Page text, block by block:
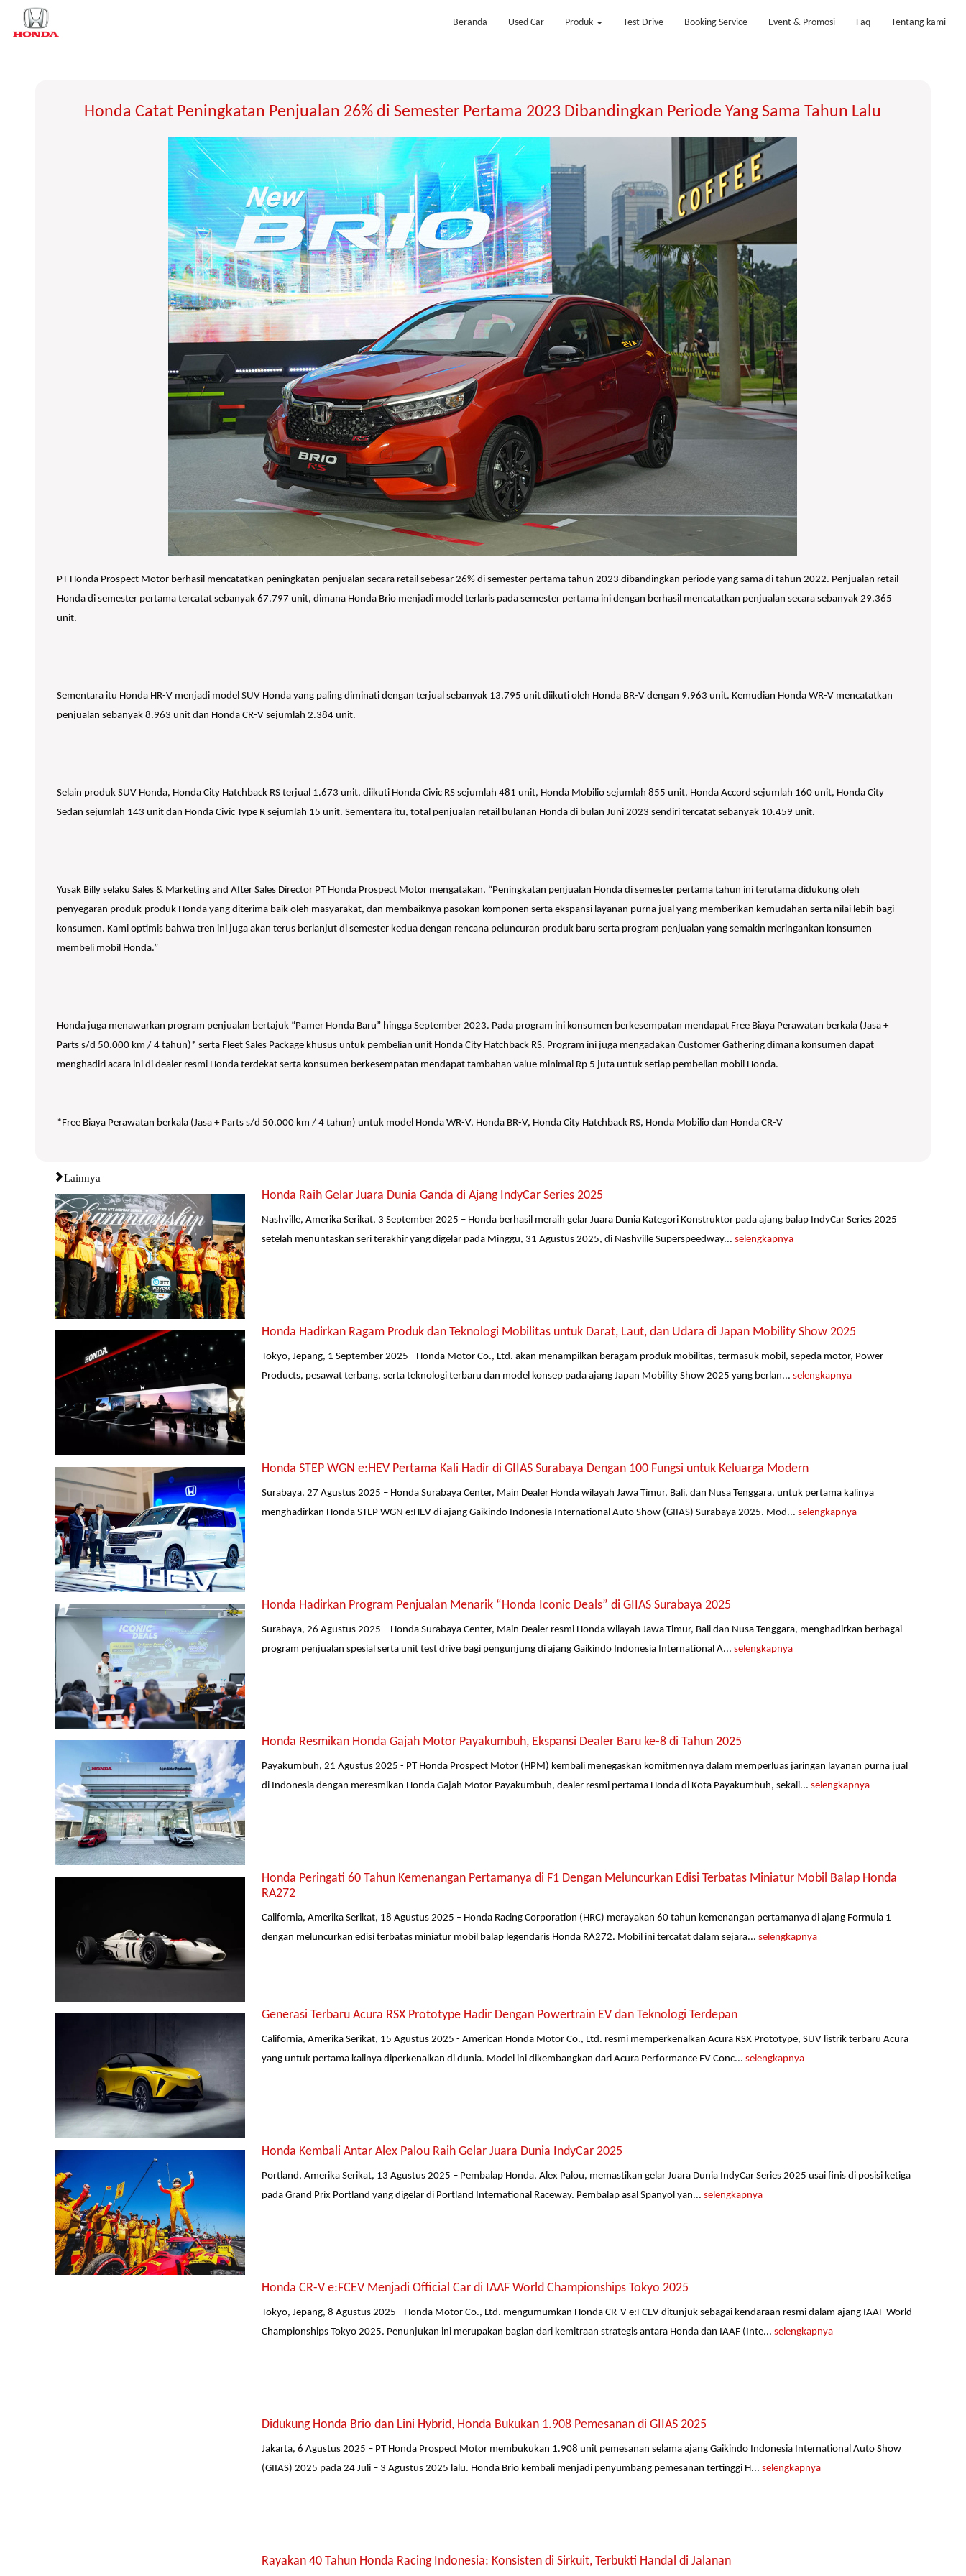
Beranda Used Car Produk Test Drive Booking Service Event & Promosi Faq Tentang kami
Honda Catat Peningkatan Penjualan 26% di Semester Pertama 2023 Dibandingkan Periode Yang Sama Tahun Lalu
PT Honda Prospect Motor berhasil mencatatkan peningkatan penjualan secara retail sebesar 26% di semester pertama tahun 2023 dibandingkan periode yang sama di tahun 2022. Penjualan retail
Honda di semester pertama tercatat sebanyak 67.797 unit, dimana Honda Brio menjadi model terlaris pada semester pertama ini dengan berhasil mencatatkan penjualan secara sebanyak 29.365
unit.
Sementara itu Honda HR-V menjadi model SUV Honda yang paling diminati dengan terjual sebanyak 13.795 unit diikuti oleh Honda BR-V dengan 9.963 unit. Kemudian Honda WR-V mencatatkan
penjualan sebanyak 8.963 unit dan Honda CR-V sejumlah 2.384 unit.
Selain produk SUV Honda, Honda City Hatchback RS terjual 1.673 unit, diikuti Honda Civic RS sejumlah 481 unit, Honda Mobilio sejumlah 855 unit, Honda Accord sejumlah 160 unit, Honda City
Sedan sejumlah 143 unit dan Honda Civic Type R sejumlah 15 unit. Sementara itu, total penjualan retail bulanan Honda di bulan Juni 2023 sendiri tercatat sebanyak 10.459 unit.
Yusak Billy selaku Sales & Marketing and After Sales Director PT Honda Prospect Motor mengatakan, “Peningkatan penjualan Honda di semester pertama tahun ini terutama didukung oleh
penyegaran produk-produk Honda yang diterima baik oleh masyarakat, dan membaiknya pasokan komponen serta ekspansi layanan purna jual yang memberikan kemudahan serta nilai lebih bagi
konsumen. Kami optimis bahwa tren ini juga akan terus berlanjut di semester kedua dengan rencana peluncuran produk baru serta program penjualan yang semakin meringankan konsumen
membeli mobil Honda.”
Honda juga menawarkan program penjualan bertajuk “Pamer Honda Baru” hingga September 2023. Pada program ini konsumen berkesempatan mendapat Free Biaya Perawatan berkala (Jasa +
Parts s/d 50.000 km / 4 tahun)* serta Fleet Sales Package khusus untuk pembelian unit Honda City Hatchback RS. Program ini juga mengadakan Customer Gathering dimana konsumen dapat
menghadiri acara ini di dealer resmi Honda terdekat serta konsumen berkesempatan mendapat tambahan value minimal Rp 5 juta untuk setiap pembelian mobil Honda.
*Free Biaya Perawatan berkala (Jasa + Parts s/d 50.000 km / 4 tahun) untuk model Honda WR-V, Honda BR-V, Honda City Hatchback RS, Honda Mobilio dan Honda CR-V
Lainnya
Honda Raih Gelar Juara Dunia Ganda di Ajang IndyCar Series 2025
Nashville, Amerika Serikat, 3 September 2025 – Honda berhasil meraih gelar Juara Dunia Kategori Konstruktor pada ajang balap IndyCar Series 2025
setelah menuntaskan seri terakhir yang digelar pada Minggu, 31 Agustus 2025, di Nashville Superspeedway... selengkapnya
Honda Hadirkan Ragam Produk dan Teknologi Mobilitas untuk Darat, Laut, dan Udara di Japan Mobility Show 2025
Tokyo, Jepang, 1 September 2025 - Honda Motor Co., Ltd. akan menampilkan beragam produk mobilitas, termasuk mobil, sepeda motor, Power
Products, pesawat terbang, serta teknologi terbaru dan model konsep pada ajang Japan Mobility Show 2025 yang berlan... selengkapnya
Honda STEP WGN e:HEV Pertama Kali Hadir di GIIAS Surabaya Dengan 100 Fungsi untuk Keluarga Modern
Surabaya, 27 Agustus 2025 – Honda Surabaya Center, Main Dealer Honda wilayah Jawa Timur, Bali, dan Nusa Tenggara, untuk pertama kalinya
menghadirkan Honda STEP WGN e:HEV di ajang Gaikindo Indonesia International Auto Show (GIIAS) Surabaya 2025. Mod... selengkapnya
Honda Hadirkan Program Penjualan Menarik “Honda Iconic Deals” di GIIAS Surabaya 2025
Surabaya, 26 Agustus 2025 – Honda Surabaya Center, Main Dealer resmi Honda wilayah Jawa Timur, Bali dan Nusa Tenggara, menghadirkan berbagai
program penjualan spesial serta unit test drive bagi pengunjung di ajang Gaikindo Indonesia International A... selengkapnya
Honda Resmikan Honda Gajah Motor Payakumbuh, Ekspansi Dealer Baru ke-8 di Tahun 2025
Payakumbuh, 21 Agustus 2025 - PT Honda Prospect Motor (HPM) kembali menegaskan komitmennya dalam memperluas jaringan layanan purna jual
di Indonesia dengan meresmikan Honda Gajah Motor Payakumbuh, dealer resmi pertama Honda di Kota Payakumbuh, sekali... selengkapnya
Honda Peringati 60 Tahun Kemenangan Pertamanya di F1 Dengan Meluncurkan Edisi Terbatas Miniatur Mobil Balap Honda
RA272
California, Amerika Serikat, 18 Agustus 2025 – Honda Racing Corporation (HRC) merayakan 60 tahun kemenangan pertamanya di ajang Formula 1
dengan meluncurkan edisi terbatas miniatur mobil balap legendaris Honda RA272. Mobil ini tercatat dalam sejara... selengkapnya
Generasi Terbaru Acura RSX Prototype Hadir Dengan Powertrain EV dan Teknologi Terdepan
California, Amerika Serikat, 15 Agustus 2025 - American Honda Motor Co., Ltd. resmi memperkenalkan Acura RSX Prototype, SUV listrik terbaru Acura
yang untuk pertama kalinya diperkenalkan di dunia. Model ini dikembangkan dari Acura Performance EV Conc... selengkapnya
Honda Kembali Antar Alex Palou Raih Gelar Juara Dunia IndyCar 2025
Portland, Amerika Serikat, 13 Agustus 2025 – Pembalap Honda, Alex Palou, memastikan gelar Juara Dunia IndyCar Series 2025 usai finis di posisi ketiga
pada Grand Prix Portland yang digelar di Portland International Raceway. Pembalap asal Spanyol yan... selengkapnya
Honda CR-V e:FCEV Menjadi Official Car di IAAF World Championships Tokyo 2025
Tokyo, Jepang, 8 Agustus 2025 - Honda Motor Co., Ltd. mengumumkan Honda CR-V e:FCEV ditunjuk sebagai kendaraan resmi dalam ajang IAAF World
Championships Tokyo 2025. Penunjukan ini merupakan bagian dari kemitraan strategis antara Honda dan IAAF (Inte... selengkapnya
Didukung Honda Brio dan Lini Hybrid, Honda Bukukan 1.908 Pemesanan di GIIAS 2025
Jakarta, 6 Agustus 2025 – PT Honda Prospect Motor membukukan 1.908 unit pemesanan selama ajang Gaikindo Indonesia International Auto Show
(GIIAS) 2025 pada 24 Juli – 3 Agustus 2025 lalu. Honda Brio kembali menjadi penyumbang pemesanan tertinggi H... selengkapnya
Rayakan 40 Tahun Honda Racing Indonesia: Konsisten di Sirkuit, Terbukti Handal di Jalanan